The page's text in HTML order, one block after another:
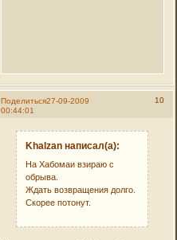
Поделиться 10
27-09-2009
00:44:01
Khalzan написал(а):
На Хабомаи взираю с
обрыва.
Ждать возвращения долго.
Скорее потонут.